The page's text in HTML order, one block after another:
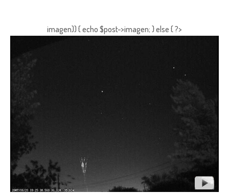
imagen)) { echo $post->imagen; } else { ?>